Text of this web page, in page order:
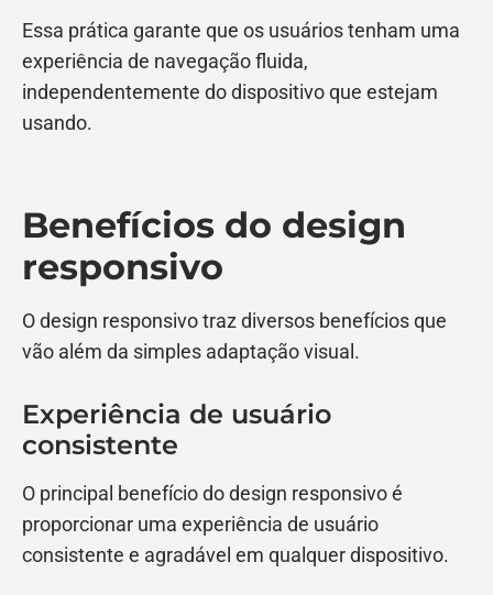
Essa prática garante que os usuários tenham uma
experiência de navegação fluida,
independentemente do dispositivo que estejam
usando.
Benefícios do design
responsivo
O design responsivo traz diversos benefícios que
vão além da simples adaptação visual.
Experiência de usuário
consistente
O principal benefício do design responsivo é
proporcionar uma experiência de usuário
consistente e agradável em qualquer dispositivo.